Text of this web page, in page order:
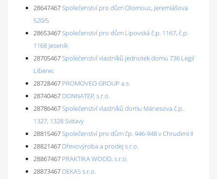
28647467Společenství pro dům Olomouc, Jeremiášova
520/5
28653467Společenství pro dům Lipovská č.p. 1167, č.p.
1168 Jeseník
28705467Společenství vlastníků jednotek domu 736 Legií
Liberec
28728467 PROMOVEO GROUP a.s.
28740467 DONNATEP, s.r.o.
28786467Společenství vlastníků domu Mánesova č.p.
1327, 1328 Svitavy
28815467Společenství pro dům čp. 946-948 v Chrudimi II
28821467 Dřevovýroba a prodej s.r.o.
28867467 PRAKTIKA WOOD, s.r.o.
28873467 DEKAS s.r.o.